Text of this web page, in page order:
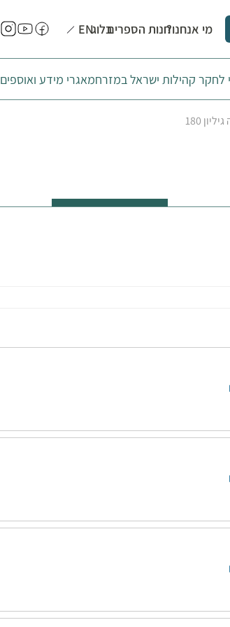
מי אנחנו?חנות הספריםבלוגEN
לחקר קהילות ישראל במזרחמאגרי מידע ואוספים
180